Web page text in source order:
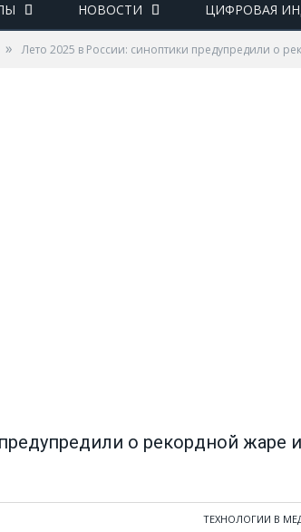
НОВОСТИ ЦИФРОВАЯ
» Лето 2025 в России: синоптики предупредили о
о рекордной жаре и
ТЕХНОЛОГИИ В